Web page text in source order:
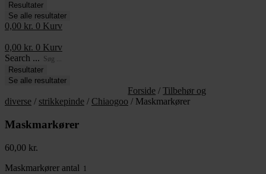
Resultater
Se alle resultater
0,00 kr. 0 Kurv
0,00 kr. 0 Kurv
Search ...
Resultater
Se alle resultater
Forside /Tilbehør og
diverse / strikkepinde / Chiaogoo / Maskmarkører
Maskmarkører
60,00 kr.
Maskmarkører antal